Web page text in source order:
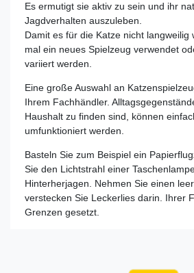
Es ermutigt sie aktiv zu sein und ihr
Jagdverhalten auszuleben.
Damit es für die Katze nicht langweilig
mal ein neues Spielzeug verwendet
variiert werden.
Eine große Auswahl an
Ihrem Fachhändler.
Haushalt zu finden sind, können
umfunktioniert werden.
Basteln Sie zum Beispiel ein
Sie den Lichtstrahl einer
Hinterherjagen. Nehmen Sie einen
verstecken Sie Leckerlies darin. Ihrer
Grenzen gesetzt.